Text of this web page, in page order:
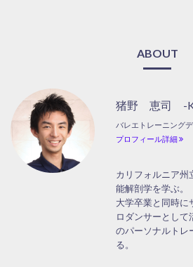
ABOUT
猪野 恵司 -
バレエトレーニング
プロフィール詳細
カリフォルニア州
能解剖学を学ぶ。
大学卒業と同時に
ロダンサーとして
のパーソナルトレ
る。